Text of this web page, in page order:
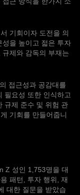
기회이자 도전을 의
을 높이고 젋은 투자
제와 감독의 부재는
접근성과 공감대를
필요성 또한 인식하고
규제 준수 및 위험 관
기회를 만들어줍니
Z 성인 1,753명을 대
패턴, 투자 행위, 재
대한 질문을 받았습